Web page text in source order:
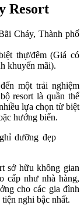
Resort
Cháy, Thành phố
thự/đêm (Giá có
khuyến mãi).
một trải nghiệm
resort là quần thể
lựa chọn từ biệt
hướng biển.
sở hữu không gian
cấp như nhà hàng,
cho các gia đình
nghi bậc nhất.